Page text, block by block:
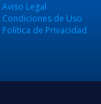
Aviso Legal
Condiciones de Uso
Política de Privacidad